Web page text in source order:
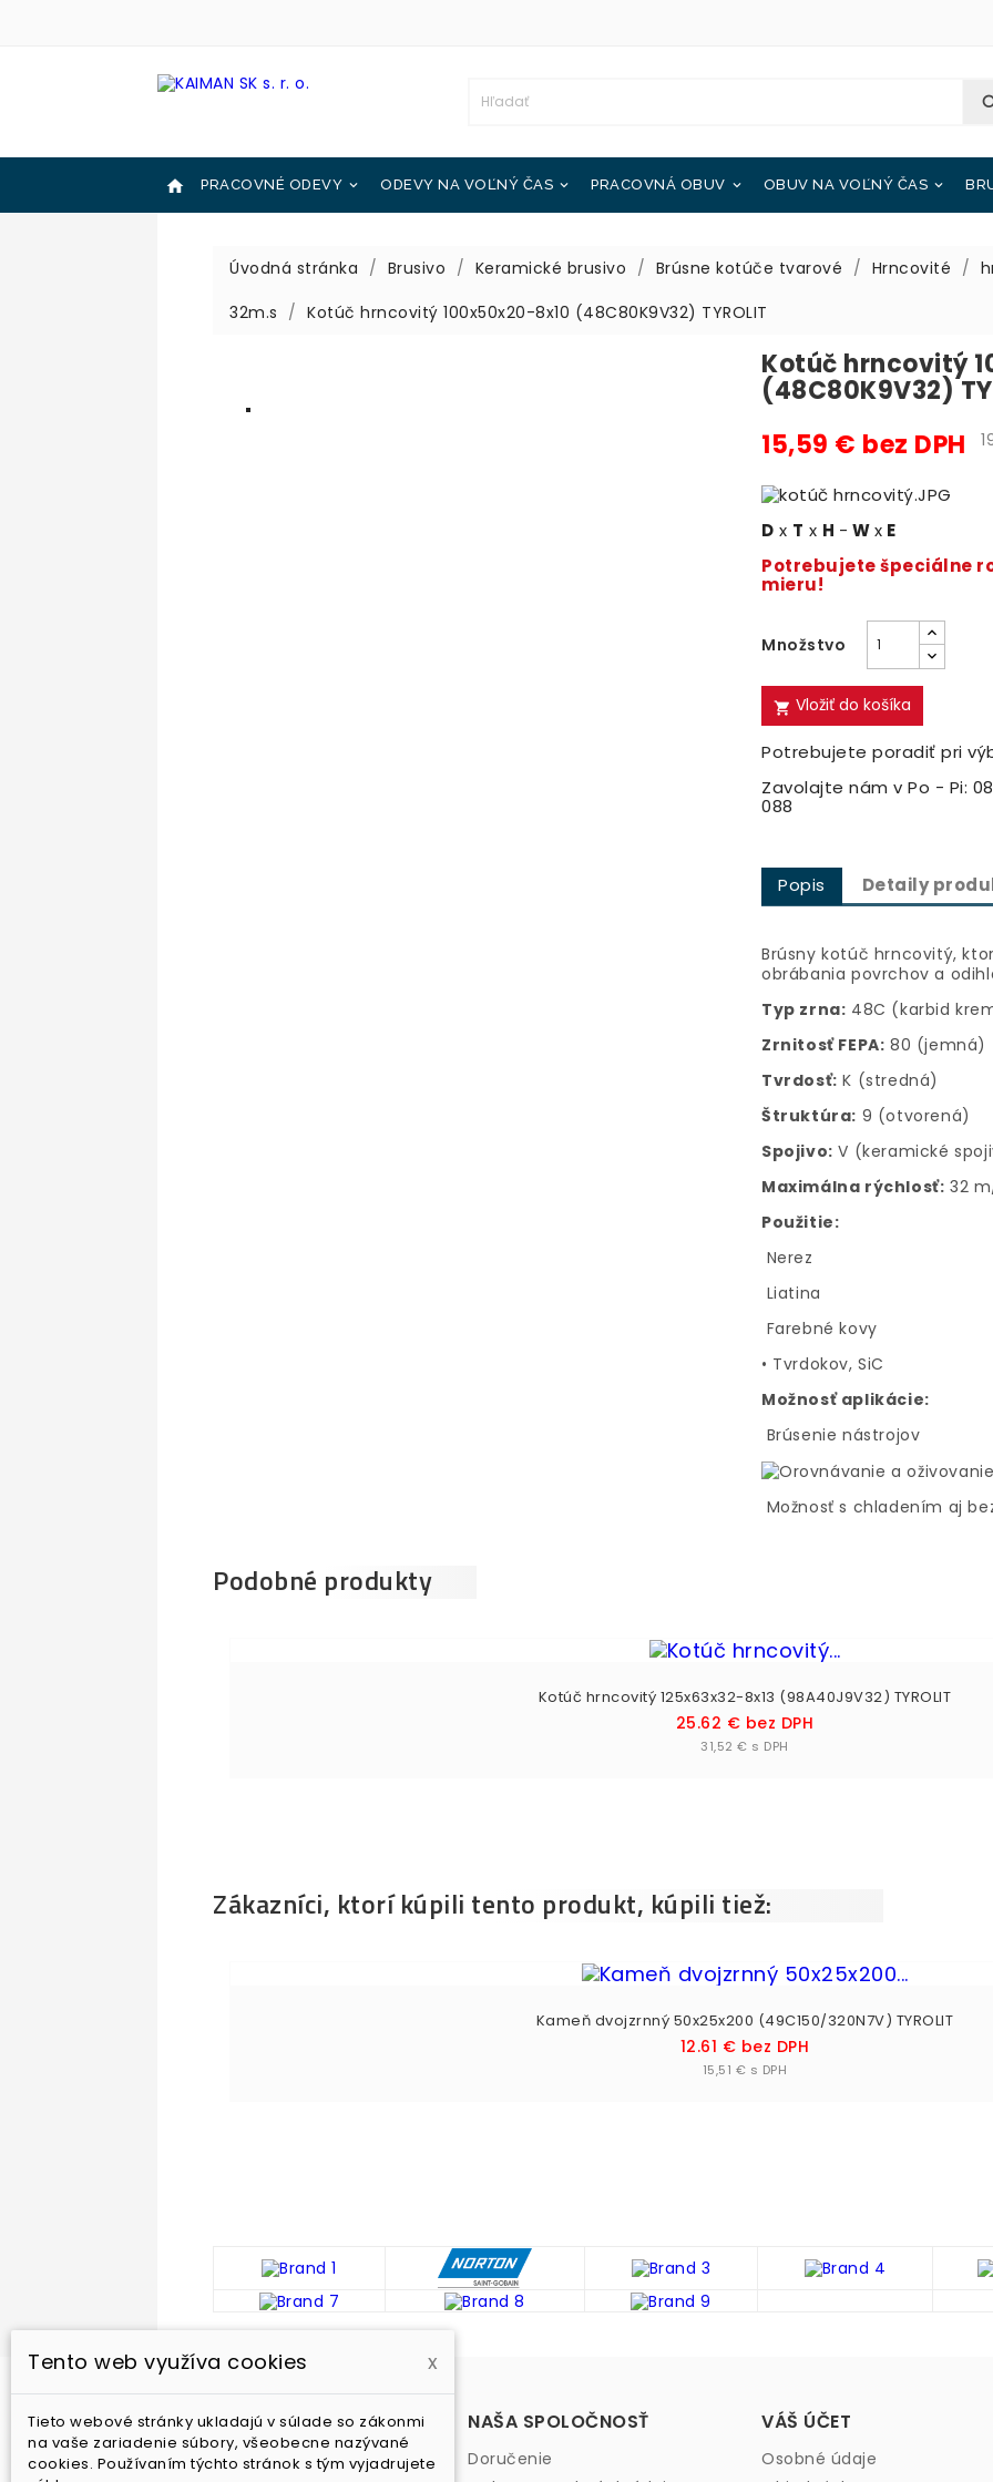
 
PRACOVNÉ ODEVY 
ODEVY NA VOĽNÝ ČAS 
PRACOVNÁ OBUV 
OBUV NA VOĽNÝ ČAS
Úvodná stránka Brusivo Keramické brusivo Brúsne kotúče tvarové Hrncovité
32m.s
Kotúč hrncovitý 100x50x20-8x10 (48C80K9V32) TYROLIT
Kotúč hrncovitý
(48C80K9V32)
15,59 € bez DPH
D x T x H - Wx E
Potrebujete špeciálne
mieru!
Množstvo
 Vložiť do košíka
Potrebujete poradiť pri
Zavolajte nám v Po - Pi:
088
Popis Detaily
Brúsny kotúč hrncovitý,
obrábania povrchov a
Typ zrna: 48C (karbid
Zrnitosť FEPA: 80 (jemná)
Tvrdosť: K (stredná)
Štruktúra: 9 (otvorená)
Spojivo: V (keramické
Maximálna rýchlosť: 32
Použitie:
Nerez
Liatina
Farebné kovy
• Tvrdokov, SiC
Možnosť aplikácie:
Brúsenie nástrojov
Možnosť s chladením aj
Podobné produkty
Kotúč hrncovitý 125x63x32-8x13 (98A40J9V32) TYROLIT
Cena
25.62 € bez DPH
31,52 € s DPH
 Vložiť do košíka
Zákazníci, ktorí kúpili tento produkt, kúpili tiež:
Kameň dvojzrnný 50x25x200 (49C150/320N7V) TYROLIT
Cena
12.61 € bez DPH
15,51 € s DPH
 Vložiť do košíka
PRODUKTY
Akcia
NAŠA SPOLOČNOSŤ
Doručenie
VÁŠ ÚČET
Osobné údaje
Tento web využíva cookies x
Tieto webové stránky ukladajú v súlade so zákonmi
na vaše zariadenie súbory, všeobecne nazývané
cookies. Používaním týchto stránok s tým vyjadrujete